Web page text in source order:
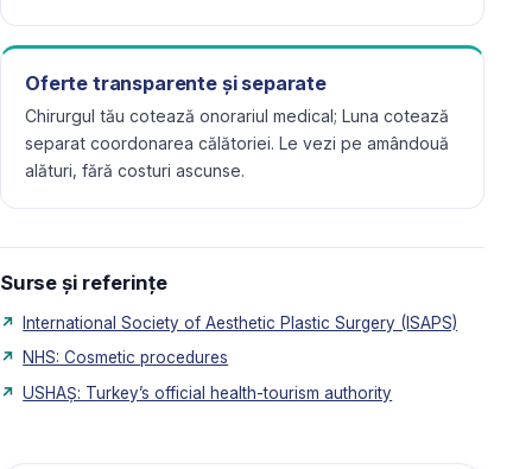
Oferte transparente și separate
Chirurgul tău cotează onorariul medical; Luna cotează
separat coordonarea călătoriei. Le vezi pe amândouă
alături, fără costuri ascunse.
Surse și referințe
International Society of Aesthetic Plastic Surgery (ISAPS)
NHS: Cosmetic procedures
USHAŞ: Turkey’s official health-tourism authority